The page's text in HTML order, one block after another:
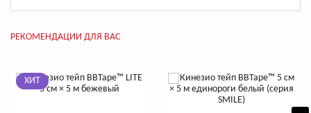
Особенности
✓ Каждый рулон упакован в удобную коробочку на русском
языке с прорезью, облегчающей отматывание
РЕКОМЕНДАЦИИ ДЛЯ ВАС
ХИТ